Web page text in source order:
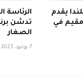
يقدم
مقيم في
الرئاسة
تدشن
الصغار
7 يوليو، 2023